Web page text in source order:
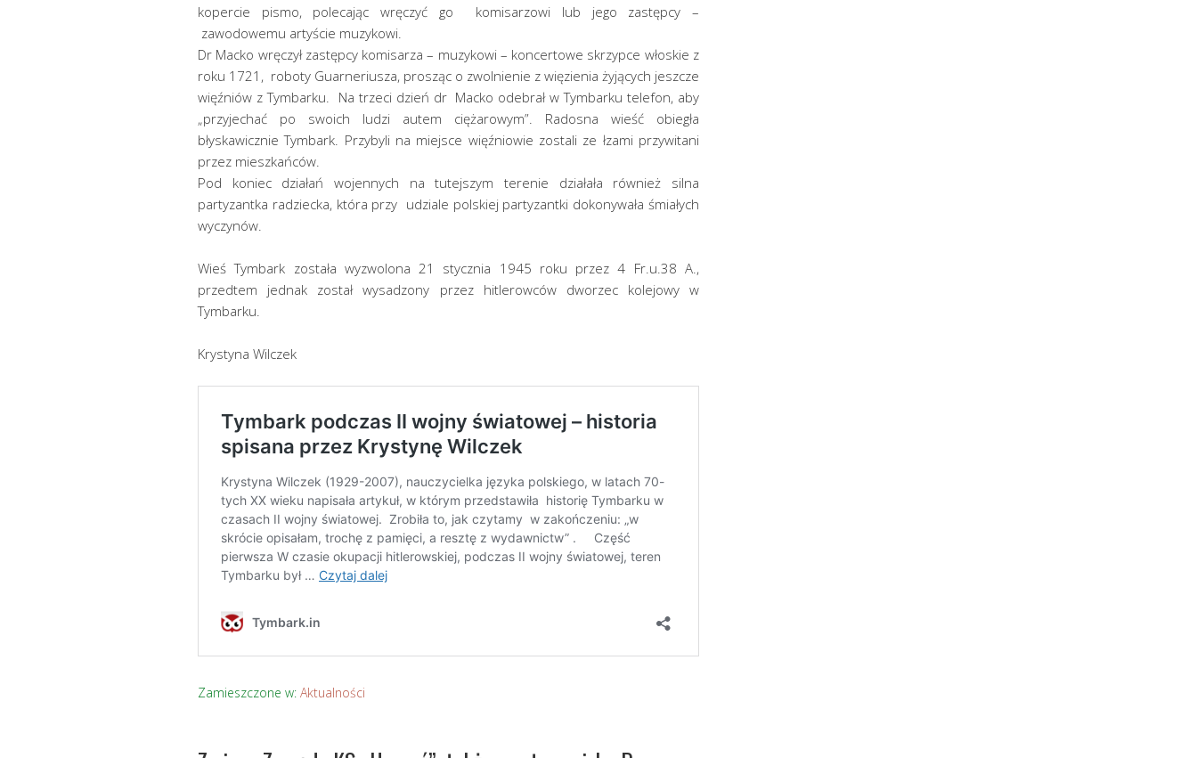
kopercie pismo, polecając wręczyć go komisarzowi lub jego zastępcy –
zawodowemu artyście muzykowi.
Dr Macko wręczył zastępcy komisarza – muzykowi – koncertowe skrzypce włoskie z
roku 1721, roboty Guarneriusza, prosząc o zwolnienie z więzienia żyjących jeszcze
więźniów z Tymbarku. Na trzeci dzień dr Macko odebrał w Tymbarku telefon, aby
„przyjechać po swoich ludzi autem ciężarowym”. Radosna wieść obiegła
błyskawicznie Tymbark. Przybyli na miejsce więźniowie zostali ze łzami przywitani
przez mieszkańców.
Pod koniec działań wojennych na tutejszym terenie działała również silna
partyzantka radziecka, która przy udziale polskiej partyzantki dokonywała śmiałych
wyczynów.
Wieś Tymbark została wyzwolona 21 stycznia 1945 roku przez 4 Fr.u.38 A.,
przedtem jednak został wysadzony przez hitlerowców dworzec kolejowy w
Tymbarku.
Krystyna Wilczek
Zamieszczone w: Aktualności